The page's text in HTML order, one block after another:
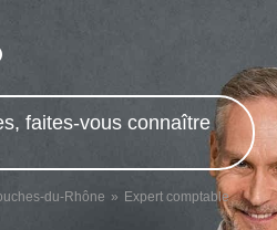
faites-vous connaître
du-Rhône
Expert comptable